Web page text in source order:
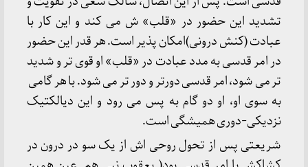
تشدید این حضور در «قلب» ش می کند و این کار با
عبادت (کنش درونی)امکان پذیر است. هر قدر این حضور
در امر قدسی به مدد عبادت در «قلب» او قوی تر و شدید
تر می شود، امر قدسی دورتر و دور تر می شود. با هر گامی
به سوی او، او دو گام به پس می رود و این دیالکتیک
نزدیکی-دوری همیشگی است.
شریعتی پس از تحول روحی اش از یک سو در درون در